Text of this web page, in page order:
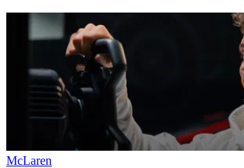
McLaren